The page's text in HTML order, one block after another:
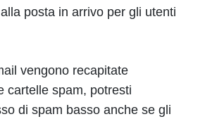
posta in arrivo per gli utenti
vengono recapitate
cartelle spam, potresti
di spam basso anche se gli